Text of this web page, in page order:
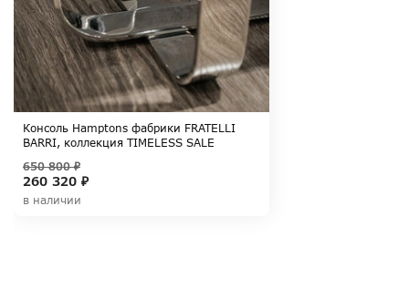
Консоль Hamptons фабрики FRATELLI
BARRI, коллекция TIMELESS SALE
260 320 ₽
650 800 ₽
в наличии